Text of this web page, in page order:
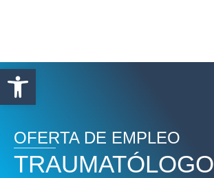
OFERTA DE EMPLEO
TRAUMATÓLOGO
Abrir barra de herramientas